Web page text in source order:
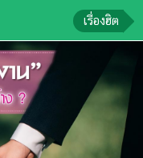
เรื่องฮิต